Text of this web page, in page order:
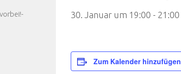
30. Januar um 19:00 - 21:00
Zum Kalender hinzufügen